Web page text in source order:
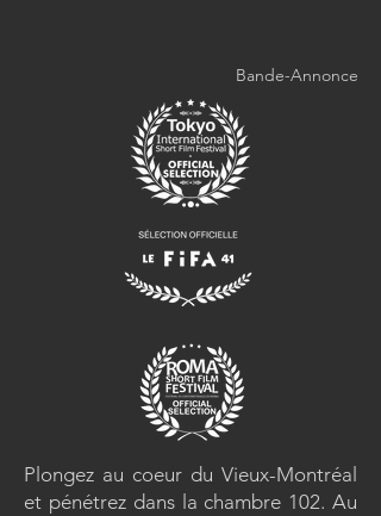
Bande-Annonce
Plongez au coeur du Vieux-Montréal
et pénétrez dans la chambre 102. Au